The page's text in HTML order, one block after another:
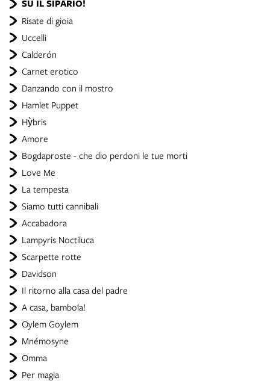
SU IL SIPARIO!
Risate di gioia
Uccelli
Calderón
Carnet erotico
Danzando con il mostro
Hamlet Puppet
Hỳbris
Amore
Bogdaproste - che dio perdoni le tue morti
Love Me
La tempesta
Siamo tutti cannibali
Accabadora
Lampyris Noctiluca
Scarpette rotte
Davidson
Il ritorno alla casa del padre
A casa, bambola!
Oylem Goylem
Mnémosyne
Omma
Per magia